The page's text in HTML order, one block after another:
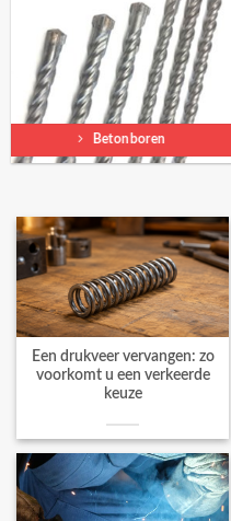
Betonboren
Een drukveer vervangen: zo
voorkomt u een verkeerde
keuze